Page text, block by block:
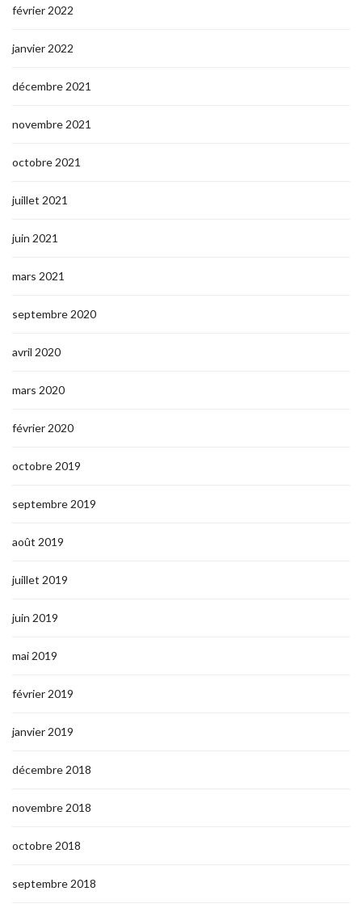
février 2022
janvier 2022
décembre 2021
novembre 2021
octobre 2021
juillet 2021
juin 2021
mars 2021
septembre 2020
avril 2020
mars 2020
février 2020
octobre 2019
septembre 2019
août 2019
juillet 2019
juin 2019
mai 2019
février 2019
janvier 2019
décembre 2018
novembre 2018
octobre 2018
septembre 2018